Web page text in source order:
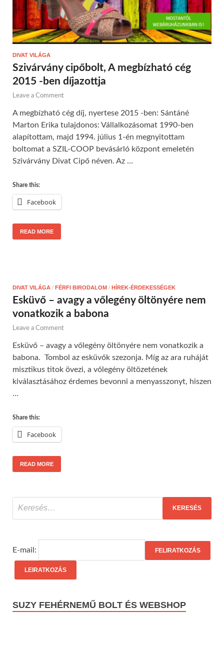
DIVAT VILÁGA
Szivárvány cipőbolt, A megbízható cég
2015 -ben díjazottja
Leave a Comment
A megbízható cég díj, nyertese 2015 -ben: Sántáné
Marton Erika tulajdonos: Vállalkozásomat 1990-ben
alapítottam, majd 1994. július 1-én megnyitottam
boltomat a SZIL-COOP bevásárló központ emeletén
Szivárvány Divat Cipő néven. Az …
Share this:
Facebook
READ MORE
DIVAT VILÁGA / FÉRFI BIRODALOM / HÍREK-ÉRDEKESSÉGEK
Esküvő – avagy a vőlegény öltönyére nem
vonatkozik a babona
Leave a Comment
Esküvő – avagy a vőlegény öltönyére nem vonatkozik a
babona. Tombol az esküvők szezonja. Míg az ara ruháját
misztikus titok övezi, a vőlegény öltözetének
kiválasztásához érdemes bevonni a menyasszonyt, hiszen
…
Share this:
Facebook
READ MORE
E-mail:
SUZY FEHÉRNEMŰ BOLT ÉS WEBSHOP